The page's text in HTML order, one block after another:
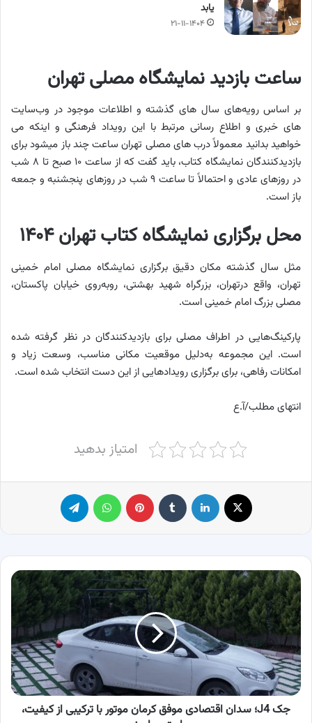
یابد
۲۱-۱۱-۱۴۰۴
ساعت بازدید نمایشگاه مصلی تهران
بر اساس رویه‌های سال ‌های گذشته و اطلاعات موجود در وب‌سایت‌
های خبری و اطلاع ‌رسانی مرتبط با این رویداد فرهنگی و اینکه می
خواهید بدانید معمولاً درب های مصلی تهران ساعت چند باز میشود برای
بازدیدکنندگان نمایشگاه کتاب، باید گفت که از ساعت ۱۰ صبح تا ۸ شب
در روزهای عادی و احتمالاً تا ساعت ۹ شب در روزهای پنجشنبه و جمعه
باز است.
محل برگزاری نمایشگاه کتاب تهران ۱۴۰۴
مثل سال گذشته مکان دقیق برگزاری نمایشگاه مصلی امام خمینی
تهران، واقع درتهران، بزرگراه شهید بهشتی، روبه‌روی خیابان پاکستان،
مصلی بزرگ امام خمینی است.
پارکینگ‌هایی در اطراف مصلی برای بازدیدکنندگان در نظر گرفته شده
است. این مجموعه به‌دلیل موقعیت مکانی مناسب، وسعت زیاد و
امکانات رفاهی، برای برگزاری رویدادهایی از این دست انتخاب شده است.
انتهای مطلب/آ.ع
امتیاز بدهید
لینکدین ‫تامبلر پینترست
جک
J4؛
سدان
اقتصادی
موفق
کرمان
موتور
با
ترکیبی
جک J4؛ سدان اقتصادی موفق کرمان موتور با ترکیبی از کیفیت،